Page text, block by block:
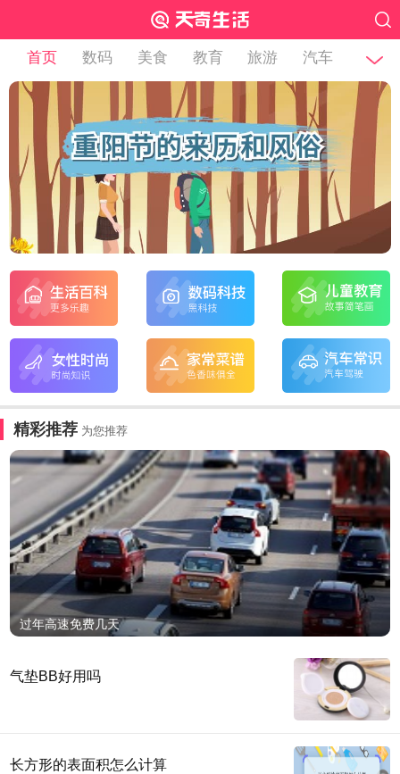
首页 数码 美食 教育 旅游 汽车
精彩推荐 为您推荐
过年高速免费几天
气垫BB好用吗
长方形的表面积怎么计算